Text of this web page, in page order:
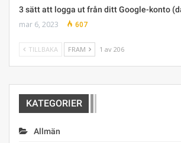
3 sätt att logga ut från ditt Google-konto
mar 6, 2023 607
TILLBAKA FRAM 1 av 206
KATEGORIER
Allmän